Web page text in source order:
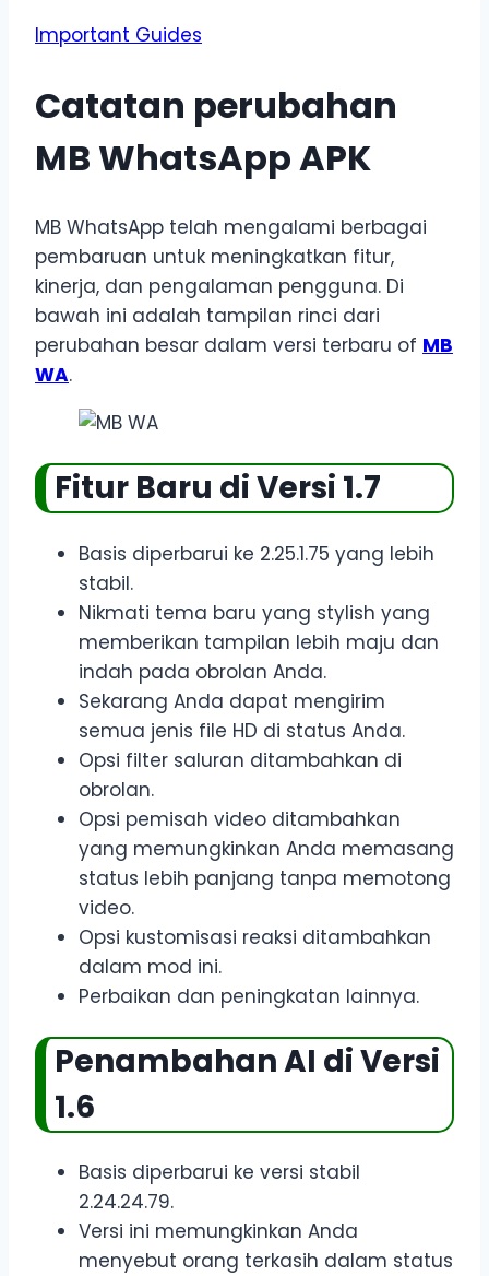
Important Guides
Catatan perubahan
MB WhatsApp APK
MB WhatsApp telah mengalami berbagai
pembaruan untuk meningkatkan fitur,
kinerja, dan pengalaman pengguna. Di
bawah ini adalah tampilan rinci dari
perubahan besar dalam versi terbaru of MB
WA.
Fitur Baru di Versi 1.7
Basis diperbarui ke 2.25.1.75 yang lebih
stabil.
Nikmati tema baru yang stylish yang
memberikan tampilan lebih maju dan
indah pada obrolan Anda.
Sekarang Anda dapat mengirim
semua jenis file HD di status Anda.
Opsi filter saluran ditambahkan di
obrolan.
Opsi pemisah video ditambahkan
yang memungkinkan Anda memasang
status lebih panjang tanpa memotong
video.
Opsi kustomisasi reaksi ditambahkan
dalam mod ini.
Perbaikan dan peningkatan lainnya.
Penambahan AI di Versi
1.6
Basis diperbarui ke versi stabil
2.24.24.79.
Versi ini memungkinkan Anda
menyebut orang terkasih dalam status